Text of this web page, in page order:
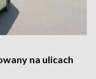
na ulicach